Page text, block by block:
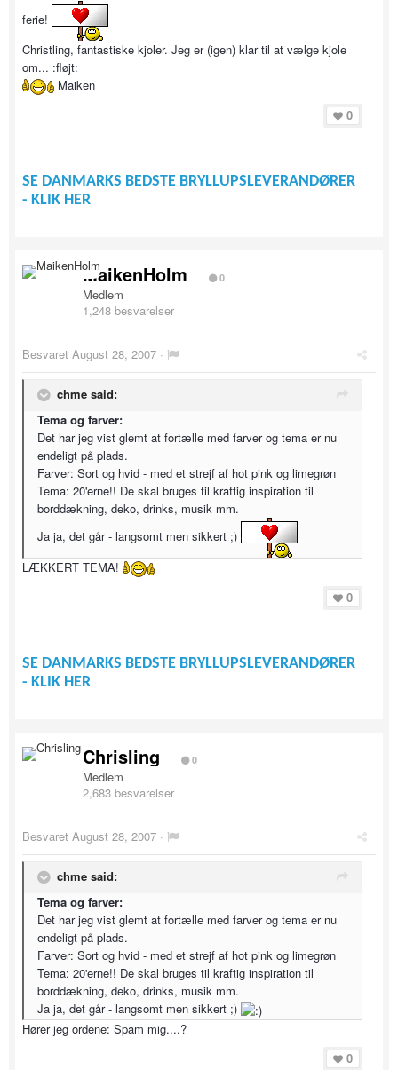
ferie!
Christling, fantastiske kjoler. Jeg er (igen) klar til at vælge kjole
om... :fløjt:
Maiken
0
SE DANMARKS BEDSTE BRYLLUPSLEVERANDØRER
- KLIK HER
MaikenHolm 0
Medlem
1,248 besvarelser
Besvaret August 28, 2007 ·
chme said:
Tema og farver:
Det har jeg vist glemt at fortælle med farver og tema er nu
endeligt på plads.
Farver: Sort og hvid - med et strejf af hot pink og limegrøn
Tema: 20'erne!! De skal bruges til kraftig inspiration til
borddækning, deko, drinks, musik mm.
Ja ja, det går - langsomt men sikkert ;)
LÆKKERT TEMA!
0
SE DANMARKS BEDSTE BRYLLUPSLEVERANDØRER
- KLIK HER
Chrisling 0
Medlem
2,683 besvarelser
Besvaret August 28, 2007 ·
chme said:
Tema og farver:
Det har jeg vist glemt at fortælle med farver og tema er nu
endeligt på plads.
Farver: Sort og hvid - med et strejf af hot pink og limegrøn
Tema: 20'erne!! De skal bruges til kraftig inspiration til
borddækning, deko, drinks, musik mm.
Ja ja, det går - langsomt men sikkert ;)
Hører jeg ordene: Spam mig....?
0